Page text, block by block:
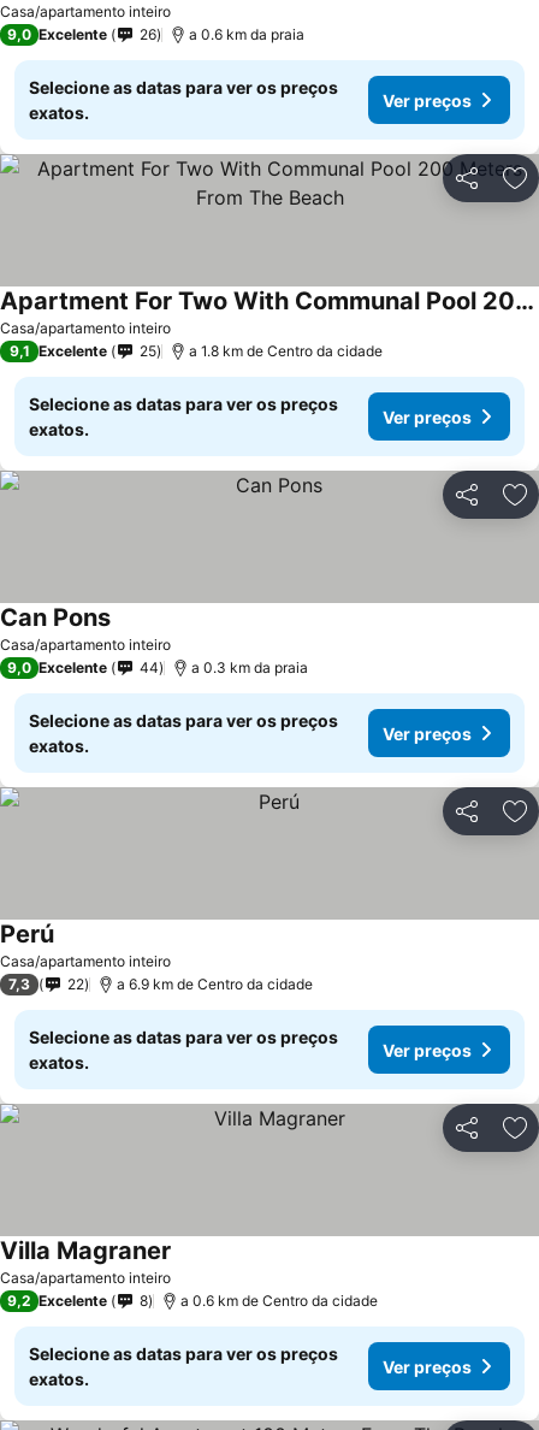
Casa/apartamento inteiro
9,0 Excelente 26 a 0.6 km da praia
Selecione as datas para ver os preços
exatos.
Ver preços
Partilhar
Casa/apartamento inteiro
Apartment For Two With Communal Pool 200 Meters From The Beach
Ver preços
9,1 Excelente 25 a 1.8 km de Centro da cidade
Selecione as datas para ver os preços
exatos.
Ver preços
Partilhar
Casa/apartamento inteiro
Can PonsVer preços
9,0 Excelente 44 a 0.3 km da praia
Selecione as datas para ver os preços
exatos.
Ver preços
Partilhar
Casa/apartamento inteiro
PerúVer preços
7,3 22 a 6.9 km de Centro da cidade
Selecione as datas para ver os preços
exatos.
Ver preços
Partilhar
Casa/apartamento inteiro
Villa Magraner
9,2 Excelente 8 a 0.6 km de Centro da cidade
Selecione as datas para ver os preços
exatos.
Ver preços